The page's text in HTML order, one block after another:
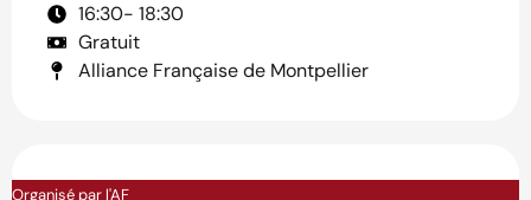
16:30- 18:30
Gratuit
Alliance Française de Montpellier
Organisé par l'AF